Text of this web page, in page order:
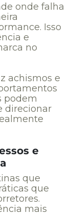
onde falha
Isso
e
no
achismos e
podem
direcionar
e
que
que
mais